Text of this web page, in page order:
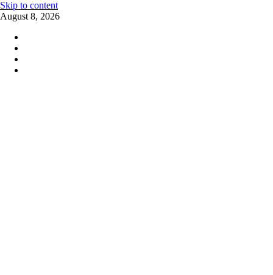
Skip to content
August 8, 2026